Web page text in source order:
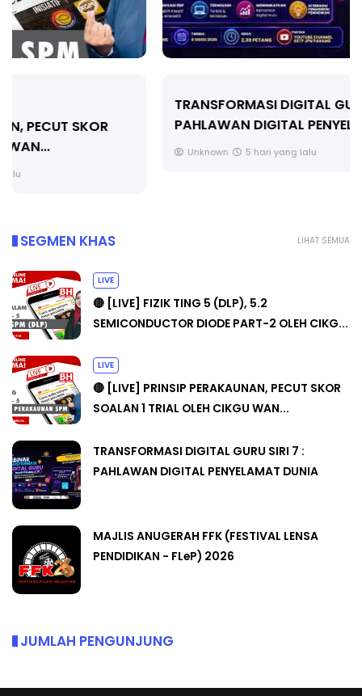
TRANSFORMASI DIGITAL GURU SIRI 7 :
PAHLAWAN DIGITAL PENYELAMAT DUNIA
Unknown
LIHAT SEMUA
SEGMEN KHAS
LIVE
🔴 [LIVE] FIZIK TING 5 (DLP), 5.2
SEMICONDUCTOR DIODE PART-2 OLEH CIKG...
LIVE
🔴 [LIVE] PRINSIP PERAKAUNAN, PECUT SKOR
SOALAN 1 TRIAL OLEH CIKGU WAN...
TRANSFORMASI DIGITAL GURU SIRI 7 :
PAHLAWAN DIGITAL PENYELAMAT DUNIA
MAJLIS ANUGERAH FFK (FESTIVAL LENSA
PENDIDIKAN - FLeP) 2026
JUMLAH PENGUNJUNG